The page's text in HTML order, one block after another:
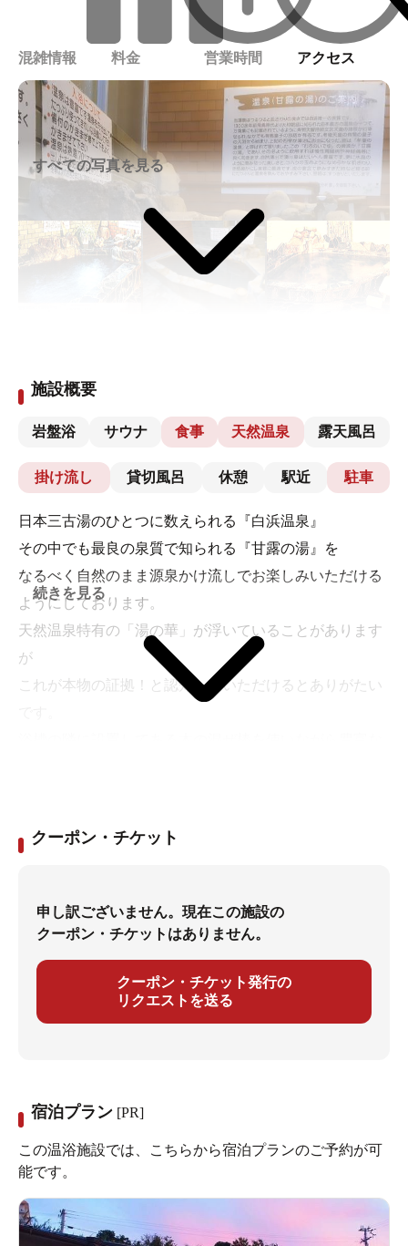
混雑情報 料金 営業時間 アクセス
すべての写真を見る
施設概要
岩盤浴 サウナ 食事 天然温泉 露天風呂
掛け流し 貸切風呂 休憩 駅近 駐車
日本三古湯のひとつに数えられる『白浜温泉』
その中でも最良の泉質で知られる『甘露の湯』を
なるべく自然のまま源泉かけ流しでお楽しみいただける
ようにしております。
天然温泉特有の「湯の華」が浮いていることがあります
が
これが本物の証拠！と認知していただけるとありがたい
そうすることにより、お湯が柔らかくなり一層自然の恵
続きを見る
クーポン・チケット
申し訳ございません。現在この施設の
クーポン・チケットはありません。
クーポン・チケット発行の
リクエストを送る
宿泊プラン [PR]
この温浴施設では、こちらから宿泊プランのご予約が可
能です。